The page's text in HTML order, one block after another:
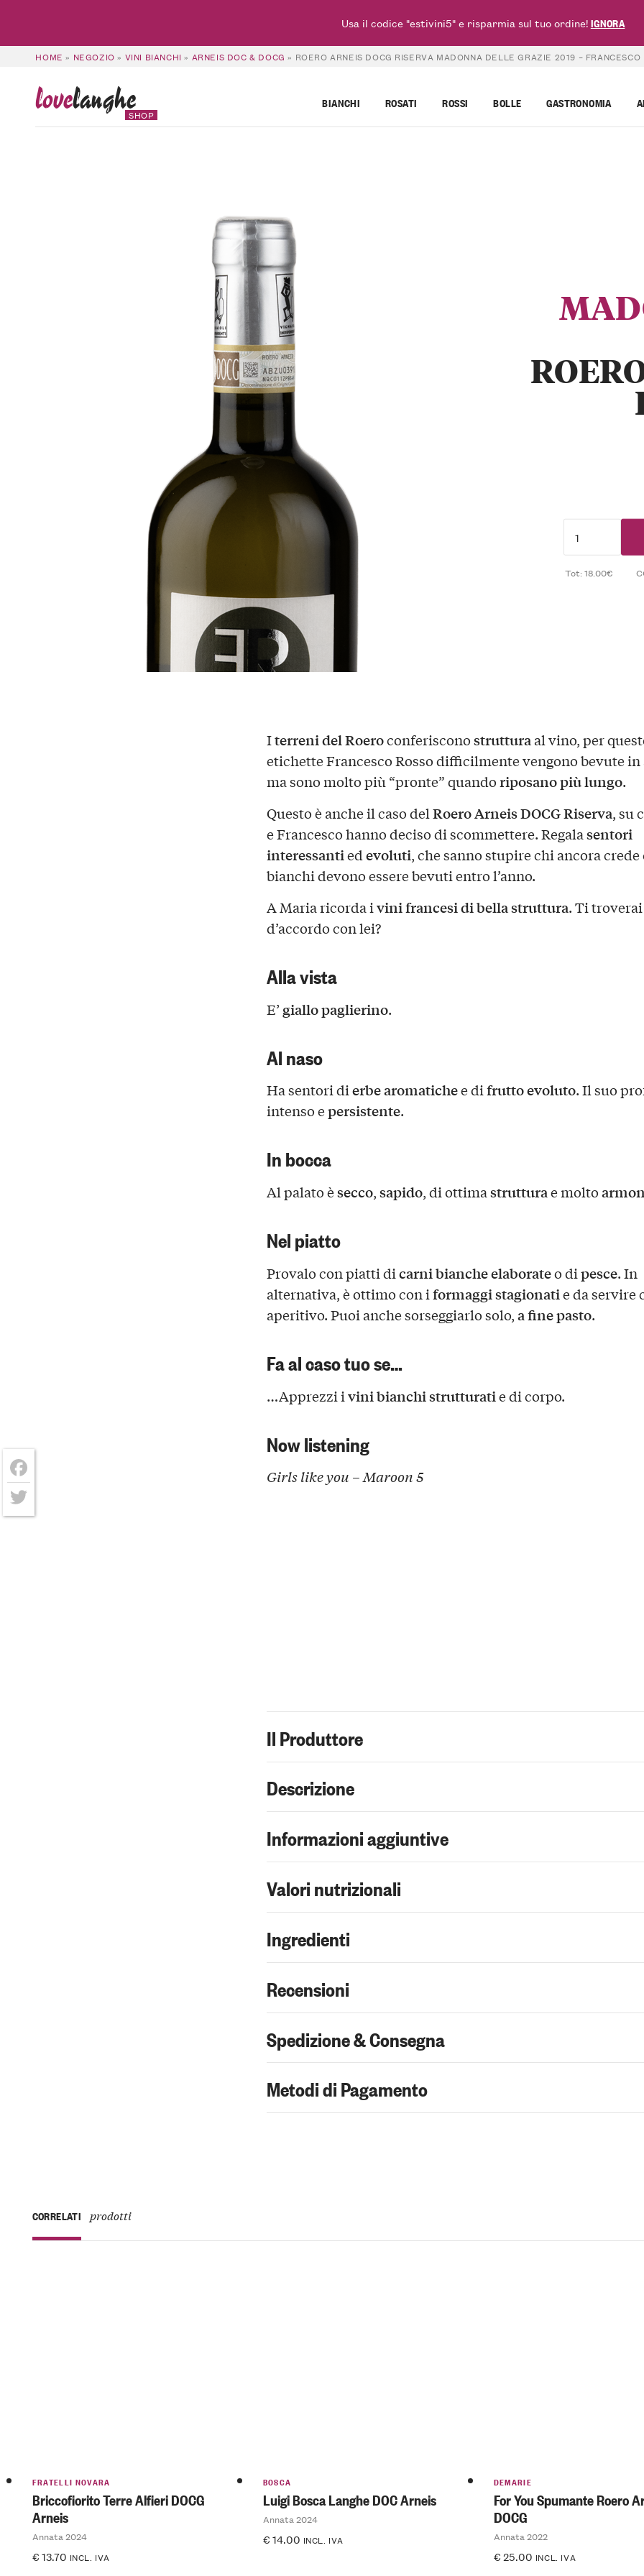
HOME » NEGOZIO » VINI BIANCHI » ARNEIS DOC & DOCG » ROERO ARNEIS DOCG RISERVA MADONNA DELLE GRAZIE 2019 – FRANCESCO
lovelanghe
SHOP
BIANCHI ROSATI ROSSI BOLLE GASTRONOMIA
Tot: 18.00€
Iterreni del Roeroconferisconostruttura al vino, per
etichette Francesco Rosso difficilmente vengono bevute in
ma sono molto più “pronte” quandoriposano più lungo.
Questo è anche il caso delRoero Arneis DOCG Riserva, su
e Francesco hanno deciso di scommettere. Regalasentori
interessantied evoluti, che sanno stupire chi ancora crede
bianchi devono essere bevuti entro l’anno.
A Maria ricorda ivini francesi di bella struttura. Ti troverai
d’accordo con lei?
Alla vista
E’ giallo paglierino.
Al naso
Ha sentori dierbe aromatichee difrutto evoluto. Il suo
intenso epersistente.
In bocca
Al palato èsecco,sapido, di ottimastrutturae molto
Nel piatto
Provalo con piatti dicarni biancheelaborateo dipesce. In
alternativa, è ottimo con iformaggi stagionatie da servire
aperitivo. Puoi anche sorseggiarlo solo,a fine pasto.
Fa al caso tuo se…
…Apprezzi ivini bianchi strutturatie di corpo.
Now listening
Girls like you – Maroon 5
Il Produttore
Descrizione
Informazioni aggiuntive
Valori nutrizionali
Ingredienti
Recensioni
Spedizione & Consegna
Metodi di Pagamento
CORRELATI prodotti
FRATELLI NOVARA
Briccofiorito Terre Alfieri DOCG
Arneis
Annata 2024
€13.70 INCL. IVA
BOSCA
Luigi Bosca Langhe DOC Arneis
Annata 2024
€14.00 INCL. IVA
DEMARIE
For You Spumante Roero
DOCG
Annata 2022
€25.00 INCL. IVA
Facebook
Twitter
Usa il codice "estivini5" e risparmia sul tuo ordine!IGNORA